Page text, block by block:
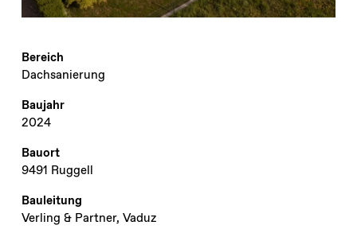
Bereich
Dachsanierung
Baujahr
2024
Bauort
9491 Ruggell
Bauleitung
Verling & Partner, Vaduz